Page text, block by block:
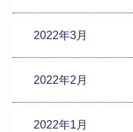
2022年3月
2022年2月
2022年1月